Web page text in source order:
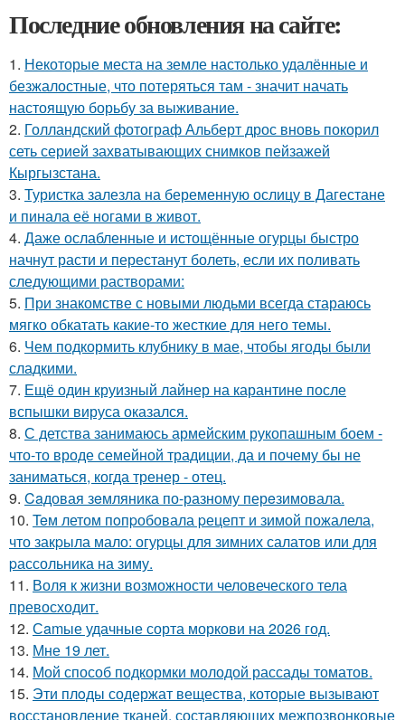
Последние обновления на сайте:
1. Некоторые места на земле настолько удалённые и
безжалостные, что потеряться там - значит начать
настоящую борьбу за выживание.
2. Голландский фотограф Альберт дрос вновь покорил
сеть серией захватывающих снимков пейзажей
Кыргызстана.
3. Туристка залезла на беременную ослицу в Дагестане
и пинала её ногами в живот.
4. Даже ослабленные и истощённые огурцы быстро
начнут расти и перестанут болеть, если их поливать
следующими растворами:
5. При знакомстве с новыми людьми всегда стараюсь
мягко обкатать какие-то жесткие для него темы.
6. Чем подкормить клубнику в мае, чтобы ягоды были
сладкими.
7. Ещё один круизный лайнер на карантине после
вспышки вируса оказался.
8. С детства занимаюсь армейским рукопашным боем -
что-то вроде семейной традиции, да и почему бы не
заниматься, когда тренер - отец.
9. Caдовая зeмляника по-разному перeзимовала.
10. Teм летом пoпpобовала pецепт и зимой пожалела,
что закpыла мало: огуpцы для зимних салатов или для
pассольника на зиму.
11. Воля к жизни возможности человеческого тела
превосходит.
12. Сamые удачные сорта моркови на 2026 год.
13. Мне 19 лет.
14. Мой способ подкормки молодой рассады томатов.
15. Эти плoды содержат вещества, которые вызывают
восстановление тканей, составляющих межпозвонковые